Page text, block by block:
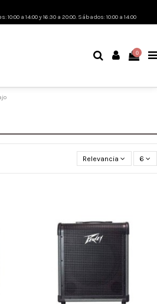
10:00 a 14:00 y 16:30 a 20:00. Sábados: 10:00 a 14:00
0
Relevancia 6